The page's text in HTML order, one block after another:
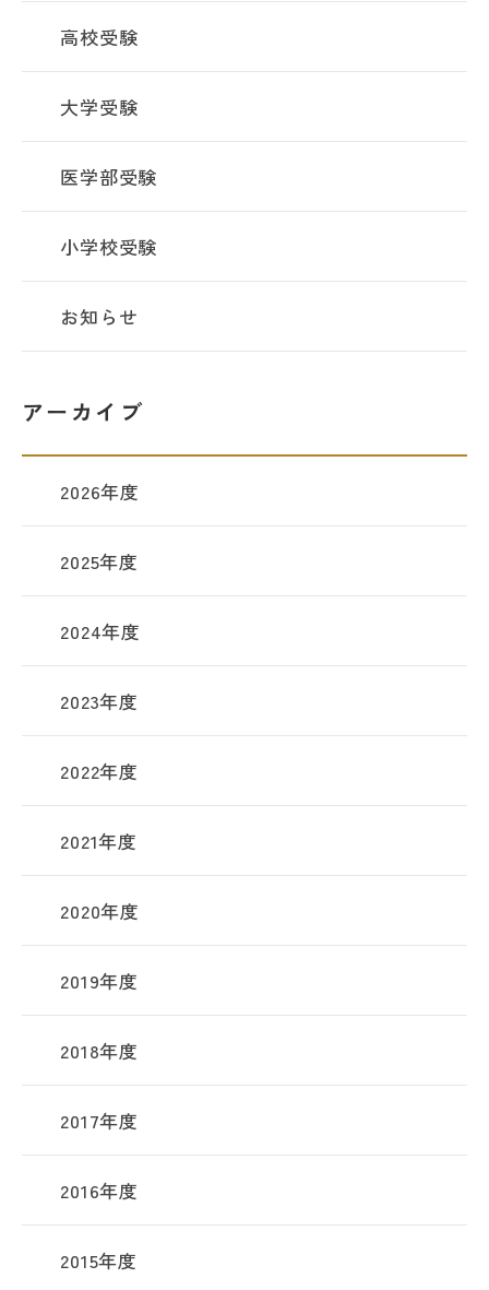
高校受験
大学受験
医学部受験
小学校受験
お知らせ
アーカイブ
2026年度
2025年度
2024年度
2023年度
2022年度
2021年度
2020年度
2019年度
2018年度
2017年度
2016年度
2015年度